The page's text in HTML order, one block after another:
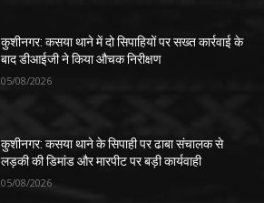
कुशीनगर: कसया थाने में दो सिपाहियों पर सख्त कार्रवाई के
बाद डीआईजी ने किया औचक निरीक्षण
05/08/2026
कुशीनगर: कसया थाने के सिपाही पर ढाबा संचालक से
लड़की की डिमांड और मारपीट पर बड़ी कार्यवाही
05/08/2026